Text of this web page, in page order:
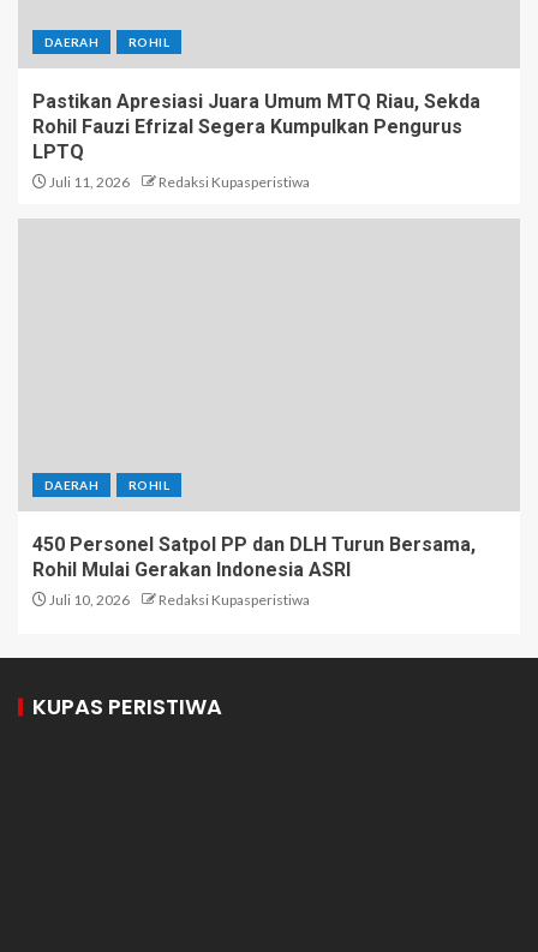
DAERAH ROHIL
Pastikan Apresiasi Juara Umum MTQ Riau, Sekda
Rohil Fauzi Efrizal Segera Kumpulkan Pengurus
LPTQ
Juli 11, 2026 Redaksi Kupasperistiwa
DAERAH ROHIL
450 Personel Satpol PP dan DLH Turun Bersama,
Rohil Mulai Gerakan Indonesia ASRI
Juli 10, 2026 Redaksi Kupasperistiwa
KUPAS PERISTIWA